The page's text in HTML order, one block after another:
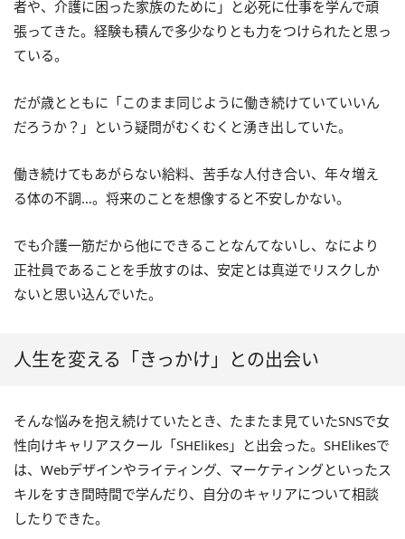
者や、介護に困った家族のために」と必死に仕事を学んで頑
張ってきた。経験も積んで多少なりとも力をつけられたと思っ
ている。
だが歳とともに「このまま同じように働き続けていていいん
だろうか？」という疑問がむくむくと湧き出していた。
働き続けてもあがらない給料、苦手な人付き合い、年々増え
る体の不調…。将来のことを想像すると不安しかない。
でも介護一筋だから他にできることなんてないし、なにより
正社員であることを手放すのは、安定とは真逆でリスクしか
ないと思い込んでいた。
人生を変える「きっかけ」との出会い
そんな悩みを抱え続けていたとき、たまたま見ていたSNSで女
性向けキャリアスクール「SHElikes」と出会った。SHElikesで
は、Webデザインやライティング、マーケティングといったス
キルをすき間時間で学んだり、自分のキャリアについて相談
したりできた。